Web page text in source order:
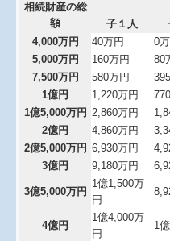
相続財産の総
額
子１人
4,000万円
40万円 0
5,000万円
160万円 80
7,500万円
580万円
1億円
1,220万円
1億5,000万円 2,860万円
2億円
4,860万円
2億5,000万円 6,930万円
3億円
9,180万円
3億5,000万円
1億1,500万
円
4億円
1億4,000万
円
1